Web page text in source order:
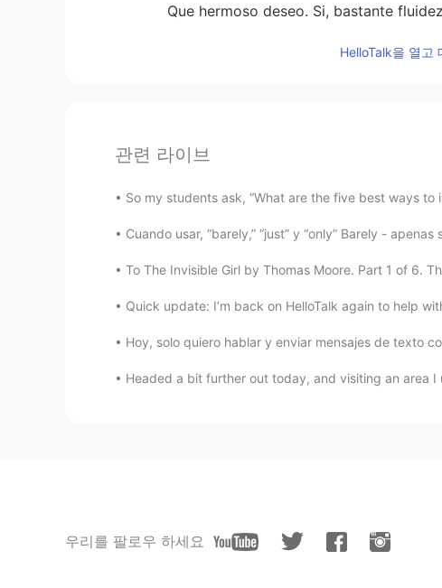
Que hermoso deseo. Si, bastante
HelloTalk을 열고
관련 라이브
So my students ask, “What are the five best ways
Cuando usar, “barely,” “just” y “only” Barely -
To The Invisible Girl by Thomas Moore. Part 1 of 6.
Quick update: I’m back on HelloTalk again to help
Hoy, solo quiero hablar y enviar mensajes de texto
Headed a bit further out today, and visiting an area
우리를 팔로우 하세요